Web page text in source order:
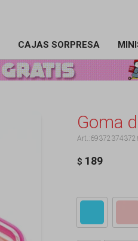
CAJAS SORPRESA
Goma
$ 189